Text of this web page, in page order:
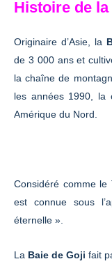
Histoire de
Originaire d’Asie, la
de 3 000 ans et
la chaîne de
les années 1990,
Amérique du Nord.
Considéré comme le
est connue sous
éternelle ».
La Baie de Goji fait